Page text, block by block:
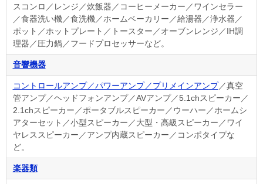
スコンロ／レンジ／炊飯器／コーヒーメーカー／ワインセラー
／食器洗い機／食洗機／ホームベーカリー／給湯器／浄水器／
ポット／ホットプレート／トースター／オーブンレンジ／IH調
理器／圧力鍋／フードプロセッサーなど。
音響機器
コントロールアンプ／パワーアンプ／プリメインアンプ／真空
管アンプ／ヘッドフォンアンプ／AVアンプ／5.1chスピーカー／
2.1chスピーカー／ポータブルスピーカー／ウーハー／ホームシ
アターセット／小型スピーカー／大型・高級スピーカー／ワイ
ヤレススピーカー／アンプ内蔵スピーカー／コンポタイプな
ど。
楽器類